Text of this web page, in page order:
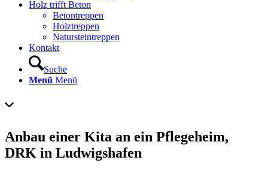
Holz trifft Beton
Betontreppen
Holztreppen
Natursteintreppen
Kontakt
Suche
Menü Menü
Anbau einer Kita an ein Pflegeheim,
DRK in Ludwigshafen